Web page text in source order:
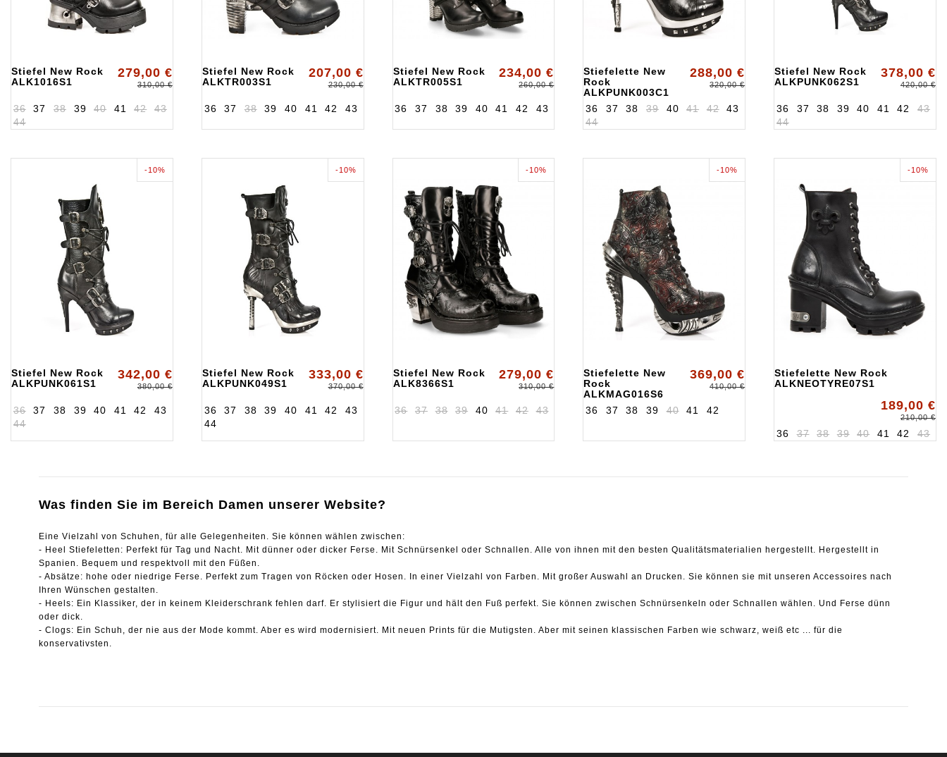
Stiefel New Rock
ALK1016S1
279,00 €
310,00 €
36 37 38 39 40 41 42
43
44
Stiefel New Rock
ALKTR003S1
207,00 €
230,00 €
36 37 38 39 40 41 42 43
Stiefel New Rock
ALKTR005S1
234,00 €
260,00 €
36 37 38 39 40 41 42 43
Stiefelette New
Rock
ALKPUNK003C1
288,00 €
320,00 €
36 37 38 39 40 41 42
43
44
Stiefel New Rock
ALKPUNK062S1
378,00 €
420,00 €
36 37 38 39 40 41 42
43
44
-10%
Stiefel New Rock
ALKPUNK061S1
342,00 €
380,00 €
36 37 38 39 40 41 42
43
44
-10%
Stiefel New Rock
ALKPUNK049S1
333,00 €
370,00 €
36 37 38 39 40 41 42
43
44
-10%
Stiefel New Rock
ALK8366S1
279,00 €
310,00 €
36 37 38 39 40 41 42 43
-10%
Stiefelette New
Rock
ALKMAG016S6
369,00 €
410,00 €
36 37 38 39 40 41 42
-10%
Stiefelette New Rock
ALKNEOTYRE07S1
189,00 €
210,00 €
36 37 38 39 40 41 42 43
Was finden Sie im Bereich Damen unserer Website?
Eine Vielzahl von Schuhen, für alle Gelegenheiten. Sie können wählen zwischen:
- Heel Stiefeletten: Perfekt für Tag und Nacht. Mit dünner oder dicker Ferse. Mit Schnürsenkel oder Schnallen. Alle von ihnen mit den besten Qualitätsmaterialien hergestellt. Hergestellt in
Spanien. Bequem und respektvoll mit den Füßen.
- Absätze: hohe oder niedrige Ferse. Perfekt zum Tragen von Röcken oder Hosen. In einer Vielzahl von Farben. Mit großer Auswahl an Drucken. Sie können sie mit unseren Accessoires nach
Ihren Wünschen gestalten.
- Heels: Ein Klassiker, der in keinem Kleiderschrank fehlen darf. Er stylisiert die Figur und hält den Fuß perfekt. Sie können zwischen Schnürsenkeln oder Schnallen wählen. Und Ferse dünn
oder dick.
- Clogs: Ein Schuh, der nie aus der Mode kommt. Aber es wird modernisiert. Mit neuen Prints für die Mutigsten. Aber mit seinen klassischen Farben wie schwarz, weiß etc ... für die
konservativsten.